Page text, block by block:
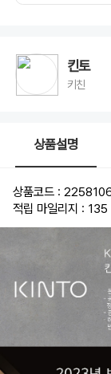
킨토
키친
상품설명
상품코드 :
적립 마일리지 :